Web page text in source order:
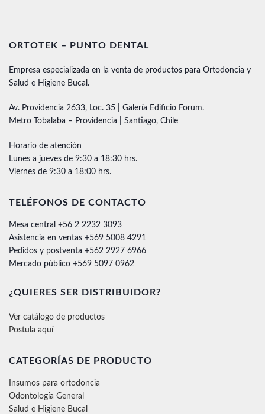
ORTOTEK – PUNTO DENTAL
Empresa especializada en la venta de productos para Ortodoncia y
Salud e Higiene Bucal.
Av. Providencia 2633, Loc. 35 | Galería Edificio Forum.
Metro Tobalaba – Providencia | Santiago, Chile
Horario de atención
Lunes a jueves de 9:30 a 18:30 hrs.
Viernes de 9:30 a 18:00 hrs.
TELÉFONOS DE CONTACTO
Mesa central +56 2 2232 3093
Asistencia en ventas +569 5008 4291
Pedidos y postventa +562 2927 6966
Mercado público +569 5097 0962
¿QUIERES SER DISTRIBUIDOR?
Ver catálogo de productos
Postula aquí
CATEGORÍAS DE PRODUCTO
Insumos para ortodoncia
Odontología General
Salud e Higiene Bucal